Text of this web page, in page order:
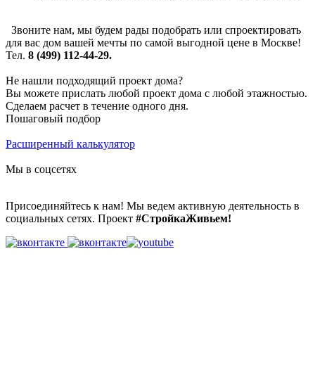
Звоните нам, мы будем рады подобрать или спроектировать
для вас дом вашей мечты по самой выгодной цене в Москве!
Тел. 8 (499) 112-44-29.
Не нашли подходящий проект дома?
Вы можете прислать любой проект дома с любой этажностью.
Сделаем расчет в течение одного дня.
Пошаговый подбор
Расширенный калькулятор
Мы в соцсетях
Присоединяйтесь к нам! Мы ведем активную деятельность в
социальных сетях. Проект #СтройкаЖивьем!